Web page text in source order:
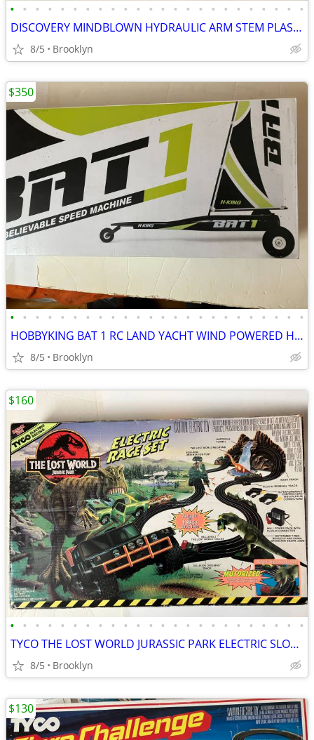
• • • • • • • • • • • • • • • • • • • • • • • •
DISCOVERY MINDBLOWN HYDRAULIC ARM STEM PLASTIC DIY BUILDING KIT SET
8/5 Brooklyn
• • • • • • • • • • • • • • • • • • • • • • • •
HOBBYKING BAT 1 RC LAND YACHT WIND POWERED HIGH SPEED SAIL RACER FUN
8/5 Brooklyn
$350
• • • • • • • • • • • • • • • • • • • • • • • •
TYCO THE LOST WORLD JURASSIC PARK ELECTRIC SLOT CAR RACE SET VINTAGE
8/5 Brooklyn
$160
$130